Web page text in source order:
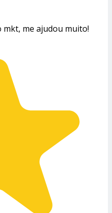
mkt, me ajudou muito!